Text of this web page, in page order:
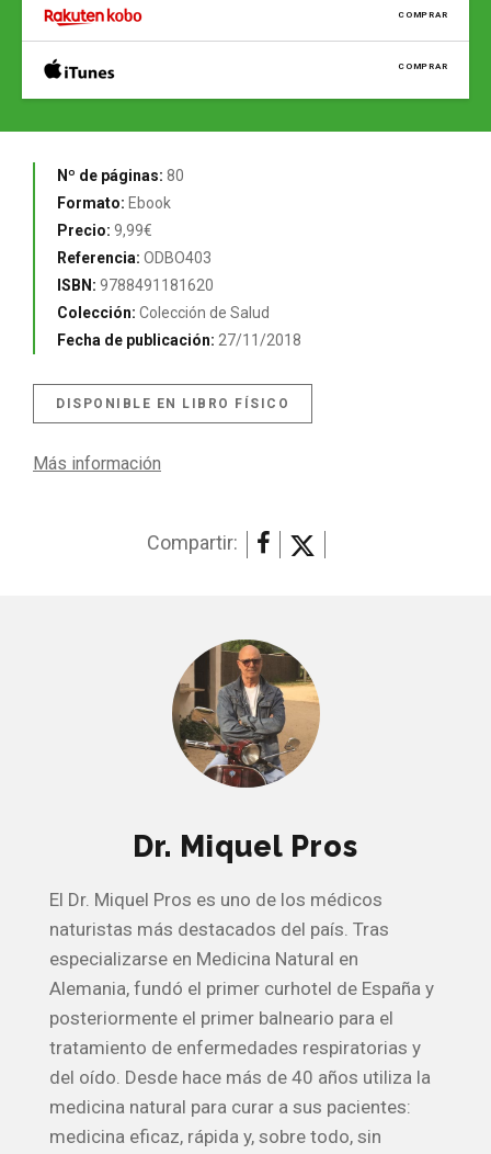
COMPRAR
COMPRAR
Nº de páginas: 80
Formato: Ebook
Precio: 9,99€
Referencia: ODBO403
ISBN: 9788491181620
Colección: Colección de Salud
Fecha de publicación: 27/11/2018
DISPONIBLE EN LIBRO FÍSICO
Más información
Compartir:
Dr. Miquel Pros
El Dr. Miquel Pros es uno de los médicos
naturistas más destacados del país. Tras
especializarse en Medicina Natural en
Alemania, fundó el primer curhotel de España y
posteriormente el primer balneario para el
tratamiento de enfermedades respiratorias y
del oído. Desde hace más de 40 años utiliza la
medicina natural para curar a sus pacientes:
medicina eficaz, rápida y, sobre todo, sin